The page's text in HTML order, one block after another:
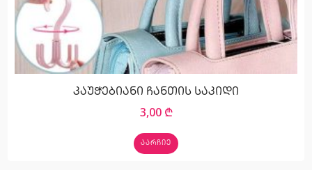
კაუჭებიანი ჩანთის საკიდი
3,00 ₾
ᲐᲐᲠᲩᲘᲔ